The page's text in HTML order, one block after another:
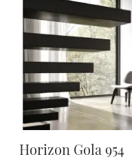
Horizon Gola 954